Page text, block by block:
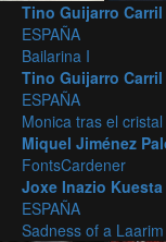
Tino Guijarro Carril
ESPAÑA
Bailarina I
Tino Guijarro Carril
ESPAÑA
Monica tras el cristal
Miquel Jiménez
FontsCardener
Joxe Inazio Kuesta
ESPAÑA
Sadness of a